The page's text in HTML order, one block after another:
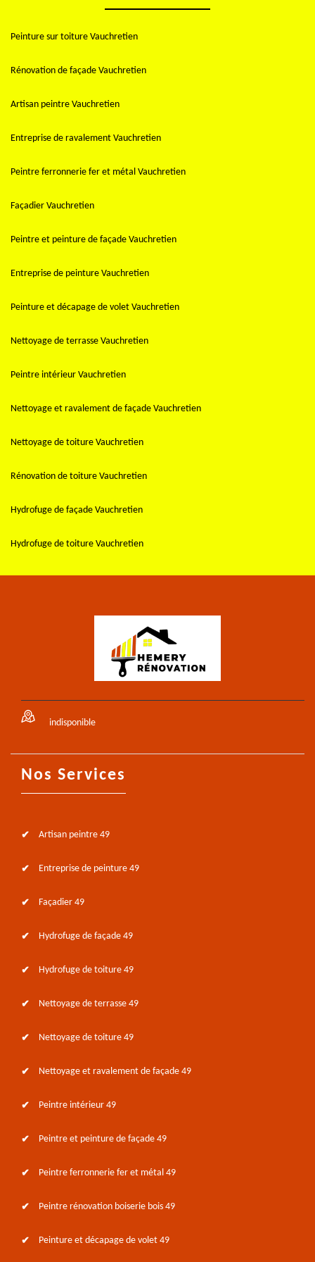
Peinture sur toiture Vauchretien
Rénovation de façade Vauchretien
Artisan peintre Vauchretien
Entreprise de ravalement Vauchretien
Peintre ferronnerie fer et métal Vauchretien
Façadier Vauchretien
Peintre et peinture de façade Vauchretien
Entreprise de peinture Vauchretien
Peinture et décapage de volet Vauchretien
Nettoyage de terrasse Vauchretien
Peintre intérieur Vauchretien
Nettoyage et ravalement de façade Vauchretien
Nettoyage de toiture Vauchretien
Rénovation de toiture Vauchretien
Hydrofuge de façade Vauchretien
Hydrofuge de toiture Vauchretien
indisponible
Nos Services
Artisan peintre 49
Entreprise de peinture 49
Façadier 49
Hydrofuge de façade 49
Hydrofuge de toiture 49
Nettoyage de terrasse 49
Nettoyage de toiture 49
Nettoyage et ravalement de façade 49
Peintre intérieur 49
Peintre et peinture de façade 49
Peintre ferronnerie fer et métal 49
Peintre rénovation boiserie bois 49
Peinture et décapage de volet 49